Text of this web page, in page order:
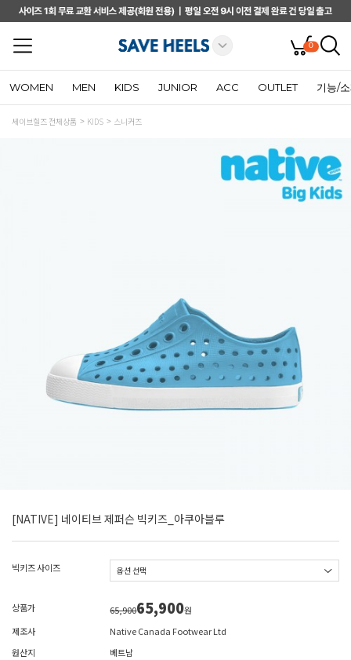
0
WOMEN MEN KIDS JUNIOR ACC OUTLET 기능/
세이브힐즈 전체상품 KIDS 스니커즈
[NATIVE] 네이티브 제퍼슨 빅키즈_아쿠아블루
빅키즈 사이즈
상품가 65,90065,900원
제조사
Native Canada Footwear Ltd
원산지
베트남